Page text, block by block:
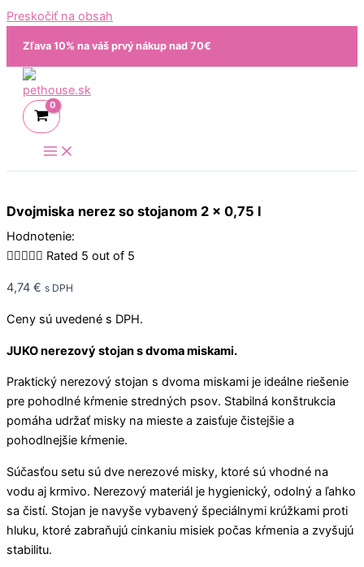
Preskočiť na obsah
Zľava 10% na váš prvý nákup nad 70€
Dvojmiska nerez so stojanom 2 x 0,75 l
Hodnotenie:
 Rated 5 out of 5
4,74 € s DPH
Ceny sú uvedené s DPH.
JUKO nerezový stojan s dvoma miskami.
Praktický nerezový stojan s dvoma miskami je ideálne riešenie
pre pohodlné kŕmenie stredných psov. Stabilná konštrukcia
pomáha udržať misky na mieste a zaisťuje čistejšie a
pohodlnejšie kŕmenie.
Súčasťou setu sú dve nerezové misky, ktoré sú vhodné na
vodu aj krmivo. Nerezový materiál je hygienický, odolný a ľahko
sa čistí. Stojan je navyše vybavený špeciálnymi krúžkami proti
hluku, ktoré zabraňujú cinkaniu misiek počas kŕmenia a zvyšujú
stabilitu.